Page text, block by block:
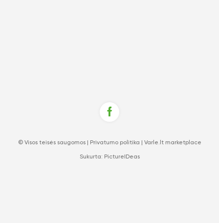
© Visos teisės saugomos | Privatumo politika Varle.lt marketplace
Sukurta: PictureIDeas